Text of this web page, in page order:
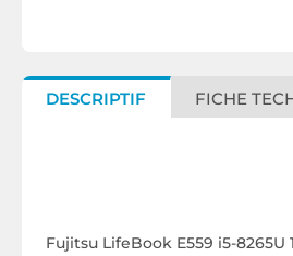
DESCRIPTIF FICHE
Fujitsu LifeBook E559 i5-8265U